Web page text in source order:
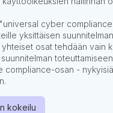
cyber
yksittäisen
osat tehdään vain
compliance-osan -
kokeilu